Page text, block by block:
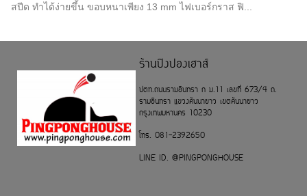
สปีด ทำได้ง่ายขึ้น ขอบหนาเพียง 13 mm ไฟเบอร์กราส ฟิ...
ร้านปิงปองเฮาส์
ปตท.ถนนรามอินทรา ก ม.11 เลขที่ 673/4 ถ.
รามอินทรา แขวงคันนายาว เขตคันนายาว
กรุงเทพมหานคร 10230
โทร. 081-2392650
LINE ID. @PINGPONGHOUSE